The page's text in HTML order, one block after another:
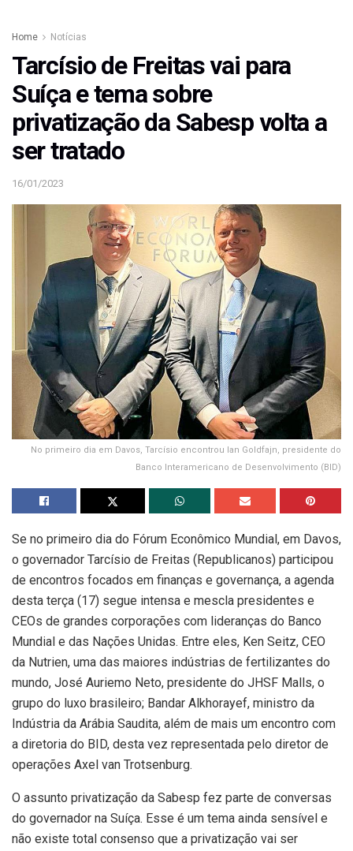
Home Notícias
Tarcísio de Freitas vai para
Suíça e tema sobre
privatização da Sabesp volta a
ser tratado
16/01/2023
No primeiro dia em Davos, Tarcísio encontrou lan Goldfajn, presidente do
Banco Interamericano de Desenvolvimento (BID)
Se no primeiro dia do Fórum Econômico Mundial, em Davos,
o governador Tarcísio de Freitas (Republicanos) participou
de encontros focados em finanças e governança, a agenda
desta terça (17) segue intensa e mescla presidentes e
CEOs de grandes corporações com lideranças do Banco
Mundial e das Nações Unidas. Entre eles, Ken Seitz, CEO
da Nutrien, uma das maiores indústrias de fertilizantes do
mundo, José Auriemo Neto, presidente do JHSF Malls, o
grupo do luxo brasileiro; Bandar Alkhorayef, ministro da
Indústria da Arábia Saudita, além de mais um encontro com
a diretoria do BID, desta vez representada pelo diretor de
operações Axel van Trotsenburg.
O assunto privatização da Sabesp fez parte de conversas
do governador na Suíça. Esse é um tema ainda sensível e
não existe total consenso que a privatização vai ser